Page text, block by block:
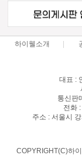
하이웰소개
대표 :
통신판
전화
주소 : 서울시
COPYRIGHT(C)하